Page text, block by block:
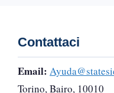
Contattaci
Email:
Torino, Bairo, 10010